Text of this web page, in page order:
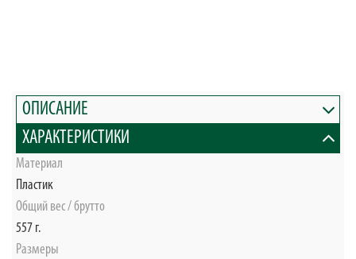
ОПИСАНИЕ
ХАРАКТЕРИСТИКИ
Материал
Пластик
Общий вес / брутто
557 г.
Размеры